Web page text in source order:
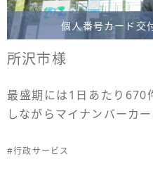
個人番号カード交
所沢市様
最盛期には1日あたり670
しながらマイナンバーカ
#行政サービス